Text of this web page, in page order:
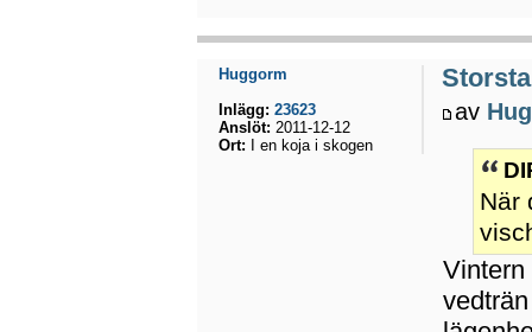
av
När
Vintern
Huggorm
Inlägg: 23623
Anslöt: 2011-12-12
Ort: I en koja i skogen